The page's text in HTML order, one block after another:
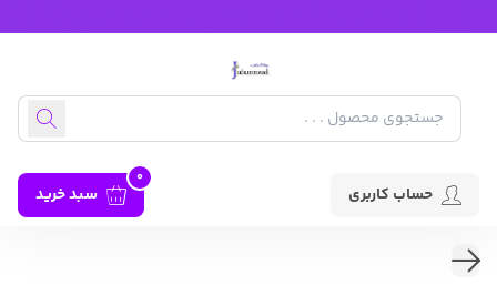
حساب کاربری سبد خرید
0